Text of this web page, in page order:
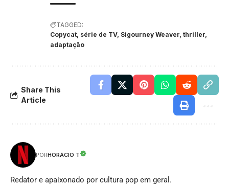
TAGGED:
Copycat, série de TV, Sigourney Weaver, thriller,
adaptação
Share This
Article
PORHORÁCIO T
Redator e apaixonado por cultura pop em geral.